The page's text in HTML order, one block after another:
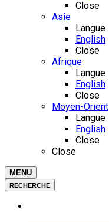
Close
Asie
Langue
English
Close
Afrique
Langue
English
Close
Moyen-Orient
Langue
English
Close
Close
MENU
RECHERCHE